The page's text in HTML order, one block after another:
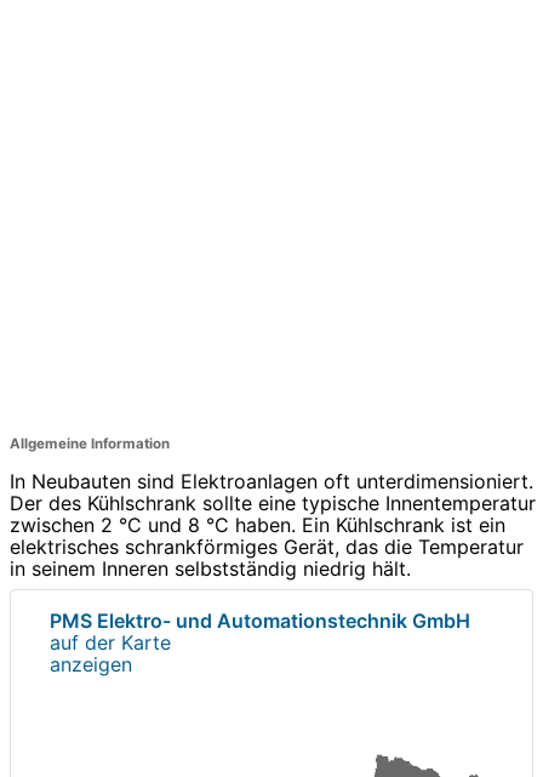
Allgemeine Information
In Neubauten sind Elektroanlagen oft unterdimensioniert.
Der des Kühlschrank sollte eine typische Innentemperatur
zwischen 2 °C und 8 °C haben. Ein Kühlschrank ist ein
elektrisches schrankförmiges Gerät, das die Temperatur
in seinem Inneren selbstständig niedrig hält.
PMS Elektro- und Automationstechnik GmbH
auf der Karte
anzeigen